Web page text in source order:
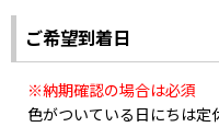
ご希望到着日
※納期確認の場合は必須
色がついている日にちは定